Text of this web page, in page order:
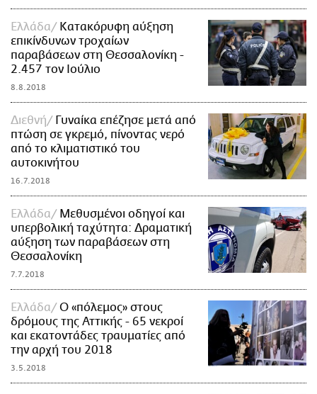
Ελλάδα
Κατακόρυφη αύξηση
επικίνδυνων τροχαίων
παραβάσεων στη Θεσσαλονίκη -
2.457 τον Ιούλιο
8.8.2018
Διεθνή
Γυναίκα επέζησε μετά από
πτώση σε γκρεμό, πίνοντας νερό
από το κλιματιστικό του
αυτοκινήτου
16.7.2018
Ελλάδα
Μεθυσμένοι οδηγοί και
υπερβολική ταχύτητα: Δραματική
αύξηση των παραβάσεων στη
Θεσσαλονίκη
7.7.2018
Ελλάδα
Ο «πόλεμος» στους
δρόμους της Αττικής - 65 νεκροί
και εκατοντάδες τραυματίες από
την αρχή του 2018
3.5.2018